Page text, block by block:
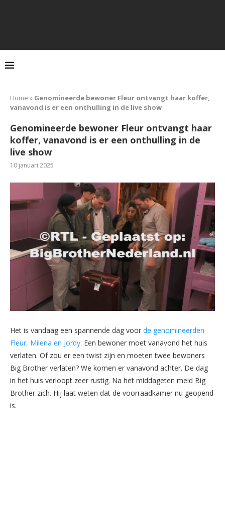
Home » Genomineerde bewoner Fleur ontvangt haar koffer,
vanavond is er een onthulling in de live show
Genomineerde bewoner Fleur ontvangt haar
koffer, vanavond is er een onthulling in de
live show
10 januari 2025
Het is vandaag een spannende dag voor de genomineerden
Fleur, Milena en Jordy. Een bewoner moet vanavond het huis
verlaten. Of zou er een twist zijn en moeten twee bewoners
Big Brother verlaten? We komen er vanavond achter. De dag
in het huis verloopt zeer rustig. Na het middageten meld Big
Brother zich. Hij laat weten dat de voorraadkamer nu geopend
is.